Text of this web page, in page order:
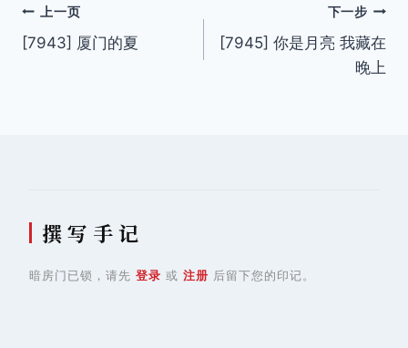
文
章
上一页
[7943] 厦门的夏
下一步
[7945] 你是月亮 我藏在
晚上
撰 写 手 记
暗房门已锁，请先 登录 或 注册 后留下您的印记。